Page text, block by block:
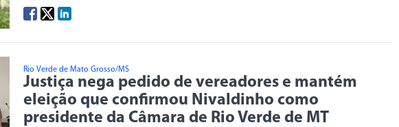
Rio Verde de Mato Grosso/MS
Justiça nega pedido de vereadores e mantém
eleição que confirmou Nivaldinho como
presidente da Câmara de Rio Verde de MT